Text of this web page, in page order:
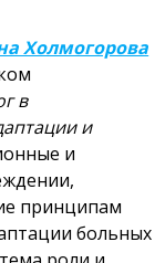
Холмогорова
в
и
и
принципам
больных